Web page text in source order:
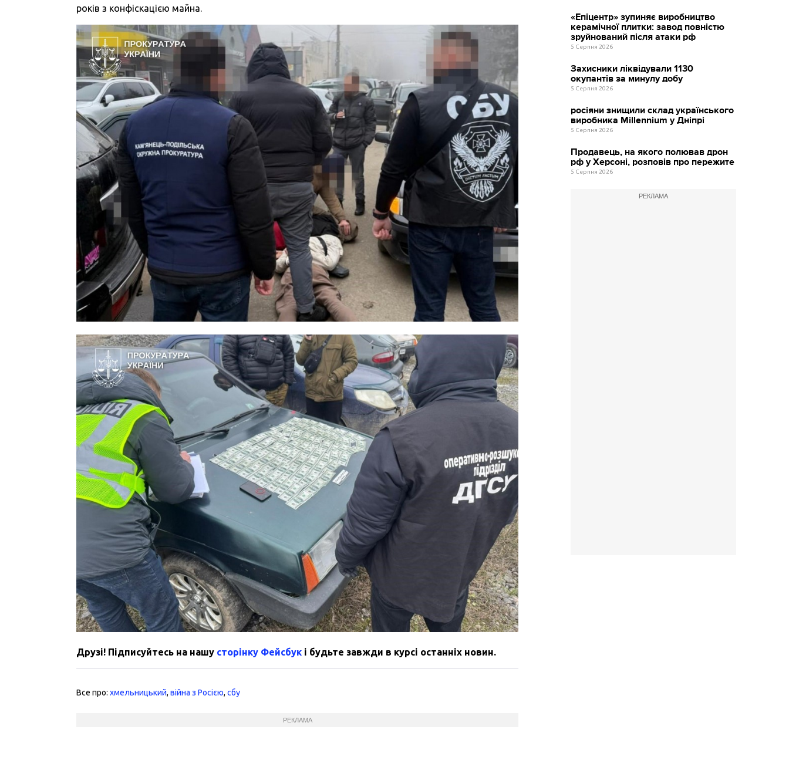
років з конфіскацією майна.
Друзі! Підписуйтесь на нашу сторінку Фейсбук і будьте завжди в курсі останніх новин.
Все про:хмельницький,війна з Росією,сбу
РЕКЛАМА
«Епіцентр» зупиняє виробництво
керамічної плитки: завод повністю
зруйнований після атаки рф
5 Серпня 2026
Захисники ліквідували 1130
окупантів за минулу добу
5 Серпня 2026
росіяни знищили склад українського
виробника Millennium у Дніпрі
5 Серпня 2026
Продавець, на якого полював дрон
рф у Херсоні, розповів про пережите
5 Серпня 2026
РЕКЛАМА